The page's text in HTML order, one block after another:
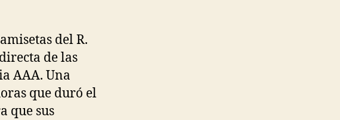
del R.
de las
AAA. Una
que duró el
que sus